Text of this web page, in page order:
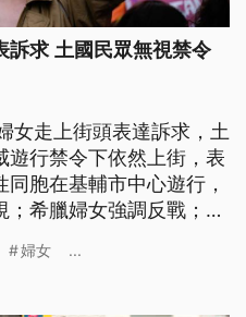
訴求 土國民眾無視禁令
女走上街頭表達訴求，土
遊行禁令下依然上街，表
胞在基輔市中心遊行，
希臘婦女強調反戰；智
婦女 ...